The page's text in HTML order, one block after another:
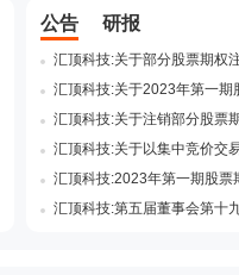
公告 研报
汇顶科技:关于部分股票期权
汇顶科技:关于注销部分股票
汇顶科技:关于以集中竞价交
汇顶科技:第五届董事会第十